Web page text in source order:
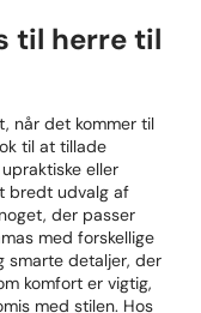
til herre til
når det kommer til
til at tillade
eller
bredt udvalg af
der passer
med forskellige
smarte detaljer, der
komfort er vigtig,
med stilen. Hos